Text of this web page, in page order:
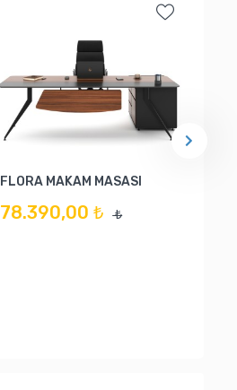
FLORA MAKAM MASASI
78.390,00 ₺ ₺